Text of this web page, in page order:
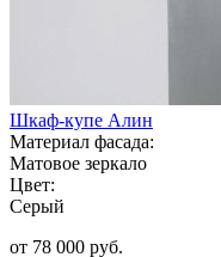
Шкаф-купе Алин
Материал фасада:
Матовое зеркало
Цвет:
Серый
от 78 000 руб.